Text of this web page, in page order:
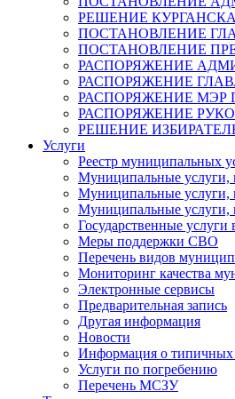
РЕШЕНИЕ
ПОСТАНОВЛЕНИЕ
ПОСТАНОВЛЕНИЕ
РАСПОРЯЖЕНИЕ
РАСПОРЯЖЕНИЕ
РАСПОРЯЖЕНИЕ МЭР
РАСПОРЯЖЕНИЕ
РЕШЕНИЕ
Услуги
Реестр муниципальных
Муниципальные услуги,
Муниципальные услуги,
Муниципальные услуги,
Государственные
Меры поддержки СВО
Перечень видов
Мониторинг качества
Электронные сервисы
Предварительная запись
Другая информация
Новости
Информация о типичных
Услуги по погребению
Перечень МСЗУ